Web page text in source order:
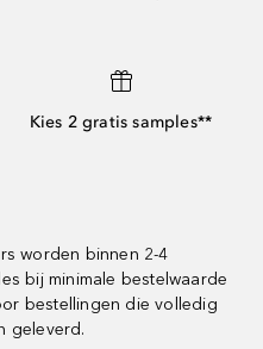
Kies 2 gratis samples**
worden binnen 2-4
bij minimale bestelwaarde
bestellingen die volledig
geleverd.